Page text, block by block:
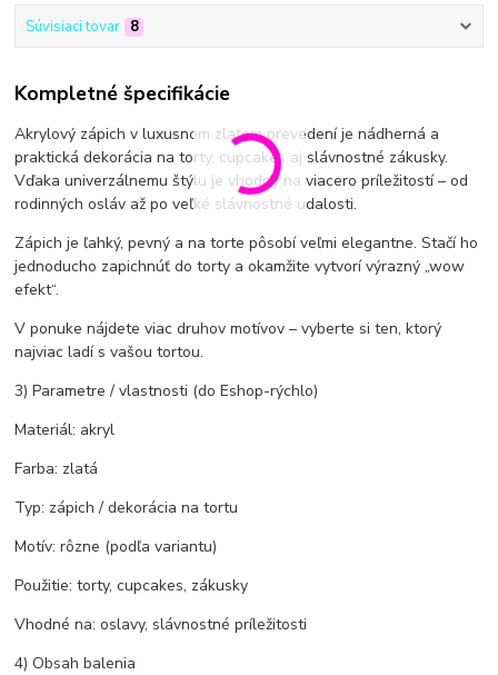
Súvisiaci tovar 8
Kompletné špecifikácie
Akrylový zápich v luxusnom zlatom prevedení je nádherná a
praktická dekorácia na torty, cupcakes aj slávnostné zákusky.
Vďaka univerzálnemu štýlu je vhodný na viacero príležitostí – od
rodinných osláv až po veľké slávnostné udalosti.
Zápich je ľahký, pevný a na torte pôsobí veľmi elegantne. Stačí ho
jednoducho zapichnúť do torty a okamžite vytvorí výrazný „wow
efekt“.
V ponuke nájdete viac druhov motívov – vyberte si ten, ktorý
najviac ladí s vašou tortou.
3) Parametre / vlastnosti (do Eshop-rýchlo)
Materiál: akryl
Farba: zlatá
Typ: zápich / dekorácia na tortu
Motív: rôzne (podľa variantu)
Použitie: torty, cupcakes, zákusky
Vhodné na: oslavy, slávnostné príležitosti
4) Obsah balenia